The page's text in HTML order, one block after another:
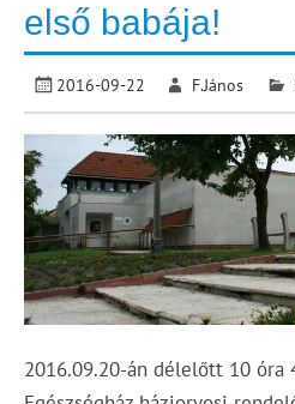
első babája!
2016-09-22 F.János
2016.09.20-án délelőtt 10 óra